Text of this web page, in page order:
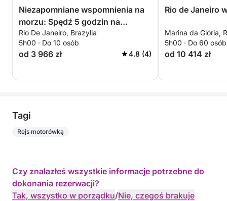
Niezapomniane wspomnienia na
morzu: Spędź 5 godzin na
zwiedzaniu Rio de Janeiro
Rio De Janeiro, Brazylia
5h00 · Do 10 osób
od 3 966 zł 4.8 (4)
Rio de Janeiro
Marina da Glória,
5h00 · Do 60 osób
od 10 414 zł
Tagi
Rejs motorówką
Czy znalazłeś wszystkie informacje potrzebne do
dokonania rezerwacji?
Tak, wszystko w porządku/Nie, czegoś brakuje